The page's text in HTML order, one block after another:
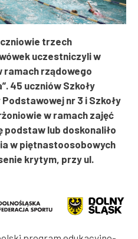
trzech
uczestniczyli w
ramach rządowego
45 uczniów Szkoły
nr 3 i Szkoły
w ramach zajęć
podstaw lub doskonaliło
w piętnastoosobowych
krytym, przy ul.